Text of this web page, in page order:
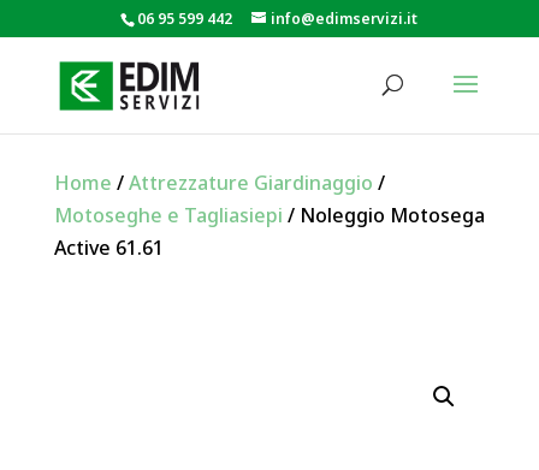
06 95 599 442 info@edimservizi.it
Home /Attrezzature Giardinaggio /
Motoseghe e Tagliasiepi / Noleggio Motosega
Active 61.61